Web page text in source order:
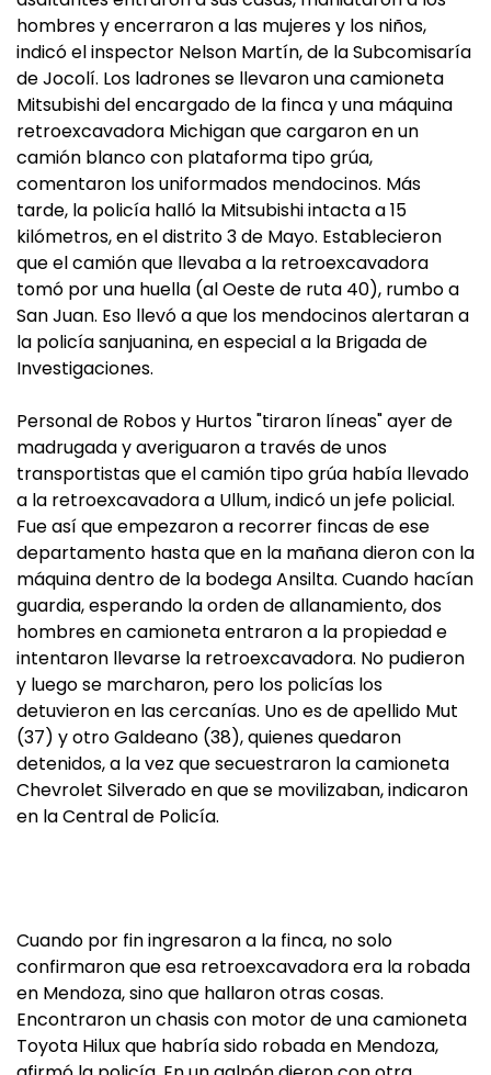
hombres y encerraron a las mujeres y los niños,
indicó el inspector Nelson Martín, de la Subcomisaría
de Jocolí. Los ladrones se llevaron una camioneta
Mitsubishi del encargado de la finca y una máquina
retroexcavadora Michigan que cargaron en un
camión blanco con plataforma tipo grúa,
comentaron los uniformados mendocinos. Más
tarde, la policía halló la Mitsubishi intacta a 15
kilómetros, en el distrito 3 de Mayo. Establecieron
que el camión que llevaba a la retroexcavadora
tomó por una huella (al Oeste de ruta 40), rumbo a
San Juan. Eso llevó a que los mendocinos alertaran a
la policía sanjuanina, en especial a la Brigada de
Investigaciones.
Personal de Robos y Hurtos "tiraron líneas" ayer de
madrugada y averiguaron a través de unos
transportistas que el camión tipo grúa había llevado
a la retroexcavadora a Ullum, indicó un jefe policial.
Fue así que empezaron a recorrer fincas de ese
departamento hasta que en la mañana dieron con la
máquina dentro de la bodega Ansilta. Cuando hacían
guardia, esperando la orden de allanamiento, dos
hombres en camioneta entraron a la propiedad e
intentaron llevarse la retroexcavadora. No pudieron
y luego se marcharon, pero los policías los
detuvieron en las cercanías. Uno es de apellido Mut
(37) y otro Galdeano (38), quienes quedaron
detenidos, a la vez que secuestraron la camioneta
Chevrolet Silverado en que se movilizaban, indicaron
en la Central de Policía.
Cuando por fin ingresaron a la finca, no solo
confirmaron que esa retroexcavadora era la robada
en Mendoza, sino que hallaron otras cosas.
Encontraron un chasis con motor de una camioneta
Toyota Hilux que habría sido robada en Mendoza,